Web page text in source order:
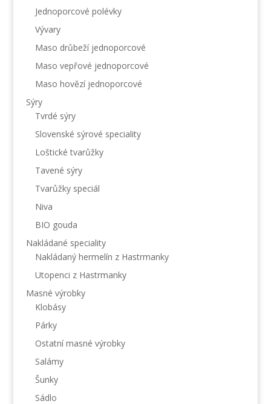
Jednoporcové polévky
Vývary
Maso drůbeží jednoporcové
Maso vepřové jednoporcové
Maso hovězí jednoporcové
Sýry
Tvrdé sýry
Slovenské sýrové speciality
Loštické tvarůžky
Tavené sýry
Tvarůžky speciál
Niva
BIO gouda
Nakládané speciality
Nakládaný hermelín z Hastrmanky
Utopenci z Hastrmanky
Masné výrobky
Klobásy
Párky
Ostatní masné výrobky
Salámy
Šunky
Sádlo